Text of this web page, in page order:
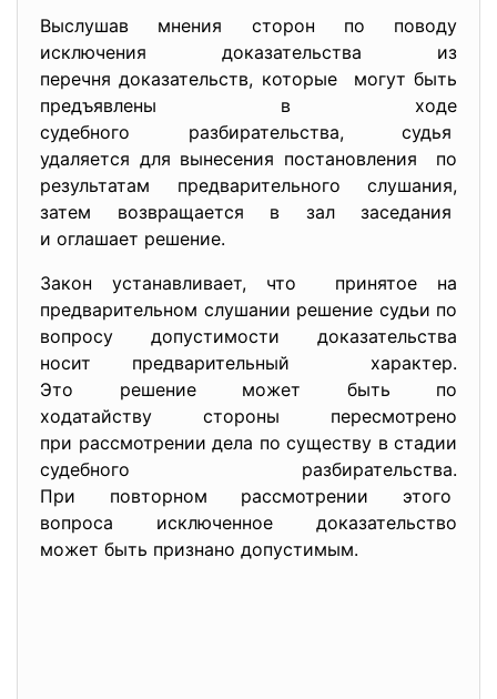
Выслушав мнения сторон по поводу
исключения доказательства из
перечня доказательств, которые могут быть
предъявлены в ходе
судебного разбирательства, судья
удаляется для вынесения постановления по
результатам предварительного слушания,
затем возвращается в зал заседания
и оглашает решение.
Закон устанавливает, что принятое на
предварительном слушании решение судьи по
вопросу допустимости доказательства
носит предварительный характер.
Это решение может быть по
ходатайству стороны пересмотрено
при рассмотрении дела по существу в стадии
судебного разбирательства.
При повторном рассмотрении этого
вопроса исключенное доказательство
может быть признано допустимым.